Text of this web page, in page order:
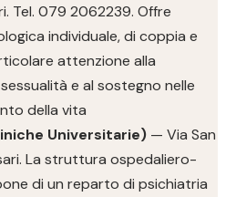
Tel. 079 2062239. Offre
individuale, di coppia e
attenzione alla
e al sostegno nelle
della vita
Universitarie) — Via San
La struttura ospedaliero-
di un reparto di psichiatria